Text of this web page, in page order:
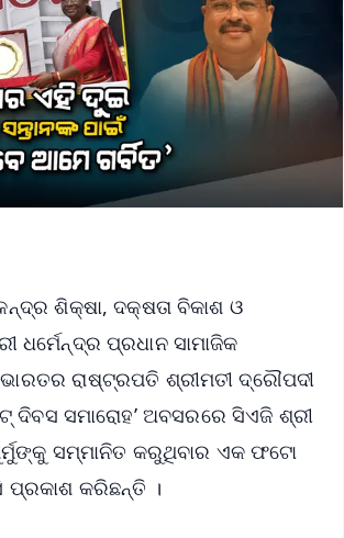
ଶିକ୍ଷା, ଦକ୍ଷତା ବିକାଶ ଓ
ଧର୍ମେନ୍ଦ୍ର ପ୍ରଧାନ ସାମାଜିକ
ରାଷ୍ଟ୍ରପତି ଶ୍ରୀମତୀ ଦ୍ରୌପଦୀ
ଦିବସ ସମାରୋହ’ ଅବସରରେ ସିଏଜି ଶ୍ରୀ
ସମ୍ମାନିତ କରୁଥିବାର ଏକ ଫଟୋ
ପ୍ରକାଶ କରିଛନ୍ତି ।